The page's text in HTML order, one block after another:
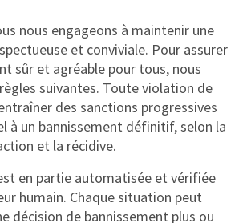
nous engageons à maintenir une
et conviviale. Pour assurer
sûr et agréable pour tous, nous
suivantes. Toute violation de
des sanctions progressives
à un bannissement définitif, selon la
et la récidive.
en partie automatisée et vérifiée
humain. Chaque situation peut
décision de bannissement plus ou